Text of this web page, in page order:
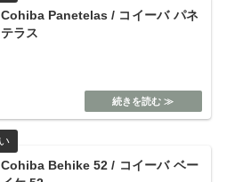
Cohiba Panetelas / コイーバ パネ
テラス
Cohiba Behike 52 / コイーバ ベー